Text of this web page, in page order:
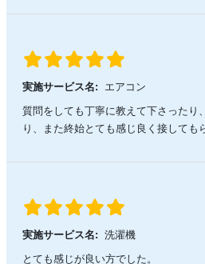
実施サービス名:
エアコン
質問をしても丁寧に教えて下さったり
り、また終始とても感じ良く接しても
実施サービス名: 洗濯機
とても感じが良い方でした。